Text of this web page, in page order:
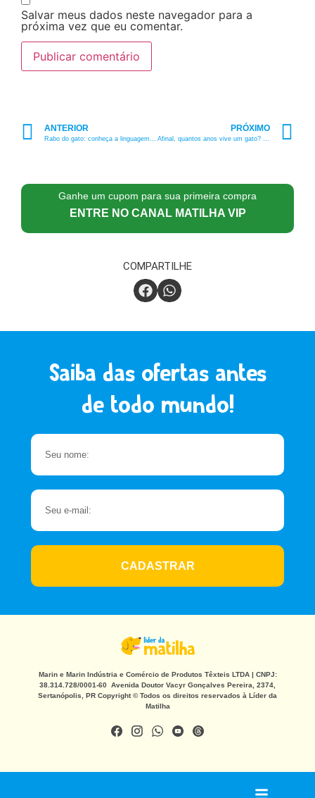
Salvar meus dados neste navegador para a
próxima vez que eu comentar.
ANTERIOR PRÓXIMO
Ganhe um cupom para sua primeira compra
ENTRE NO CANAL MATILHA VIP
COMPARTILHE
Saiba das ofertas antes
de todo mundo!
CADASTRAR
Marin e Marin Indústria e Comércio de Produtos Têxteis LTDA | CNPJ:
38.314.728/0001-60 Avenida Doutor Vacyr Gonçalves Pereira, 2374,
Sertanópolis, PR Copyright © Todos os direitos reservados à Líder da
Matilha